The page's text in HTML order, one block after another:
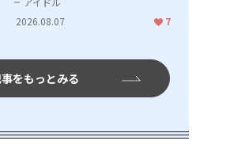
ウミガメの物語：熱帯林の守護
2026.08.07
7
をもっとみる